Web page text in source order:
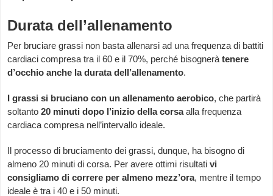
Durata dell’allenamento
Per bruciare grassi non basta allenarsi ad una frequenza di battiti
cardiaci compresa tra il 60 e il 70%, perché bisogneràtenere
d’occhio anche la durata dell’allenamento.
I grassi si bruciano con un allenamento aerobico, che partirà
soltanto20 minuti dopo l’inizio della corsaalla frequenza
cardiaca compresa nell’intervallo ideale.
Il processo di bruciamento dei grassi, dunque, ha bisogno di
almeno 20 minuti di corsa. Per avere ottimi risultativi
consigliamo di correre per almeno mezz’ora, mentre il tempo
ideale è tra i 40 e i 50 minuti.